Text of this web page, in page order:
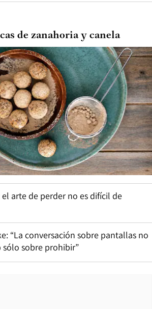
de zanahoria y canela
arte de perder no es difícil de
“La conversación sobre pantallas no
sólo sobre prohibir”